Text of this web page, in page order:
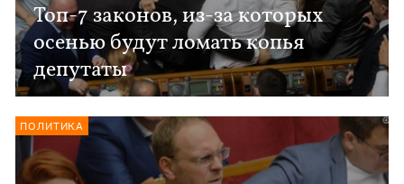
Топ-7 законов, из-за которых
осенью будут ломать копья
депутаты
ПОЛИТИКА